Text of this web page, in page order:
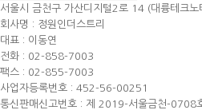
서울시 금천구 가산디지털2로 14 (대륭테크
회사명 : 정원인더스트리
대표 : 이동연
전화 : 02-858-7003
팩스 : 02-855-7003
사업자등록번호 : 452-56-00251
통신판매신고번호 : 제 2019-서울금천-0708